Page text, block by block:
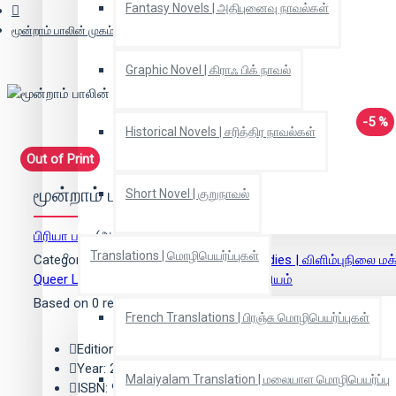
Fantasy Novels | அதிபுனைவு நாவல்கள்
Graphic Novel | கிராஃ பிக் நாவல்
Historical Novels | சரித்திர நாவல்கள்
Short Novel | குறுநாவல்
Translations | மொழிபெயர்ப்புகள்
French Translations | பிரஞ்சு மொழிபெயர்ப்புகள்
Malaiyalam Translation | மலையாள மொழிபெயர்ப்பு
மூன்றாம் பாலின் முகம்
-5 %
Out of Print
மூன்றாம் பாலின் முகம்
பிரியா பாபு
(ஆசிரியர்)
Categories:Novel | நாவல்,Subaltern Studies | விளிம்புநிலை
Queer Literature | பால்புதுமையினர் இலக்கியம்
Based on 0 reviews.
Edition: 2
Year: 2014
ISBN: 9788190745321